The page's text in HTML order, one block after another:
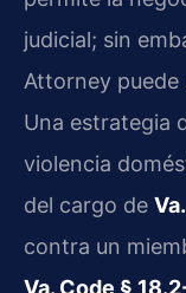
judicial; sin
Attorney
Una estrategia
violencia
del cargo de
contra un
Va. Code §